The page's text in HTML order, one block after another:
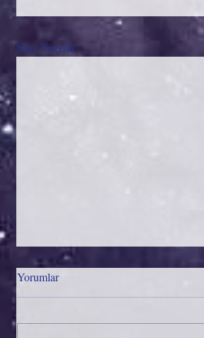
Son Yazılar
Yorumlar